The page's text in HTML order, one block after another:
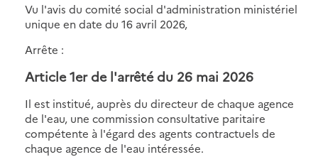
Vu l'avis du comité social d'administration ministériel
unique en date du 16 avril 2026,
Arrête :
Article 1er de l'arrêté du 26 mai 2026
Il est institué, auprès du directeur de chaque agence
de l'eau, une commission consultative paritaire
compétente à l'égard des agents contractuels de
chaque agence de l'eau intéressée.